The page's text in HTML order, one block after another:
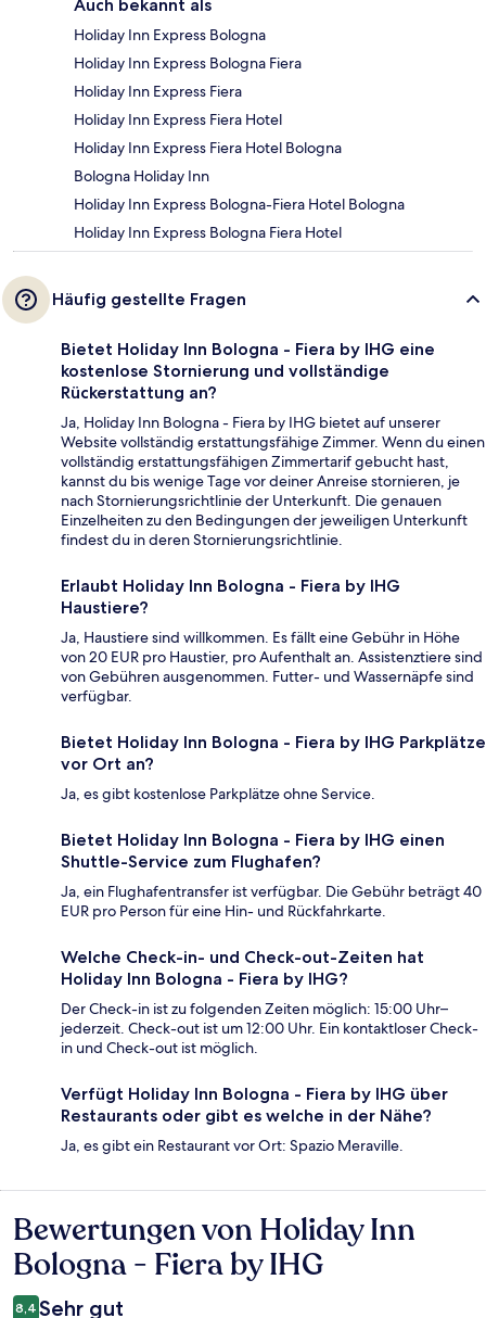
Auch bekannt als
Holiday Inn Express Bologna
Holiday Inn Express Bologna Fiera
Holiday Inn Express Fiera
Holiday Inn Express Fiera Hotel
Holiday Inn Express Fiera Hotel Bologna
Bologna Holiday Inn
Holiday Inn Express Bologna-Fiera Hotel Bologna
Holiday Inn Express Bologna Fiera Hotel
Häufig gestellte Fragen
Bietet Holiday Inn Bologna - Fiera by IHG eine
kostenlose Stornierung und vollständige
Rückerstattung an?
Ja, Holiday Inn Bologna - Fiera by IHG bietet auf unserer
Website vollständig erstattungsfähige Zimmer. Wenn du einen
vollständig erstattungsfähigen Zimmertarif gebucht hast,
kannst du bis wenige Tage vor deiner Anreise stornieren, je
nach Stornierungsrichtlinie der Unterkunft. Die genauen
Einzelheiten zu den Bedingungen der jeweiligen Unterkunft
findest du in deren Stornierungsrichtlinie.
Erlaubt Holiday Inn Bologna - Fiera by IHG
Haustiere?
Ja, Haustiere sind willkommen. Es fällt eine Gebühr in Höhe
von 20 EUR pro Haustier, pro Aufenthalt an. Assistenztiere sind
von Gebühren ausgenommen. Futter- und Wassernäpfe sind
verfügbar.
Bietet Holiday Inn Bologna - Fiera by IHG Parkplätze
vor Ort an?
Ja, es gibt kostenlose Parkplätze ohne Service.
Bietet Holiday Inn Bologna - Fiera by IHG einen
Shuttle-Service zum Flughafen?
Ja, ein Flughafentransfer ist verfügbar. Die Gebühr beträgt 40
EUR pro Person für eine Hin- und Rückfahrkarte.
Welche Check-in- und Check-out-Zeiten hat
Holiday Inn Bologna - Fiera by IHG?
Der Check-in ist zu folgenden Zeiten möglich: 15:00 Uhr–
jederzeit. Check-out ist um 12:00 Uhr. Ein kontaktloser Check-
in und Check-out ist möglich.
Verfügt Holiday Inn Bologna - Fiera by IHG über
Restaurants oder gibt es welche in der Nähe?
Ja, es gibt ein Restaurant vor Ort: Spazio Meraville.
Bewertungen
Bewertungen von Holiday Inn
Bologna - Fiera by IHG
8,4 Sehr gut